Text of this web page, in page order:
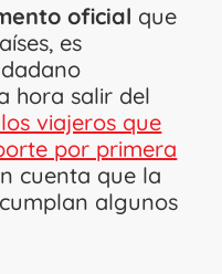
oficial que
es
hora salir del
viajeros que
por primera
cuenta que la
algunos